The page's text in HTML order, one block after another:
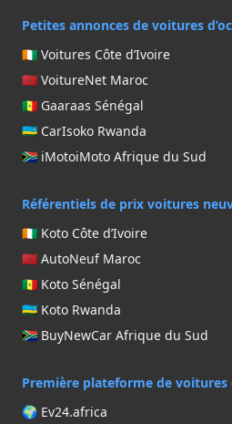
Petites annonces de voitures
🇨🇮 Voitures Côte d’Ivoire
🇲🇦 VoitureNet Maroc
🇸🇳 Gaaraas Sénégal
🇷🇼 CarIsoko Rwanda
🇿🇦 iMotoiMoto Afrique du Sud
Référentiels de prix voitures
🇨🇮 Koto Côte d’Ivoire
🇲🇦 AutoNeuf Maroc
🇸🇳 Koto Sénégal
🇷🇼 Koto Rwanda
🇿🇦 BuyNewCar Afrique du Sud
Première plateforme de
🌍 Ev24.africa